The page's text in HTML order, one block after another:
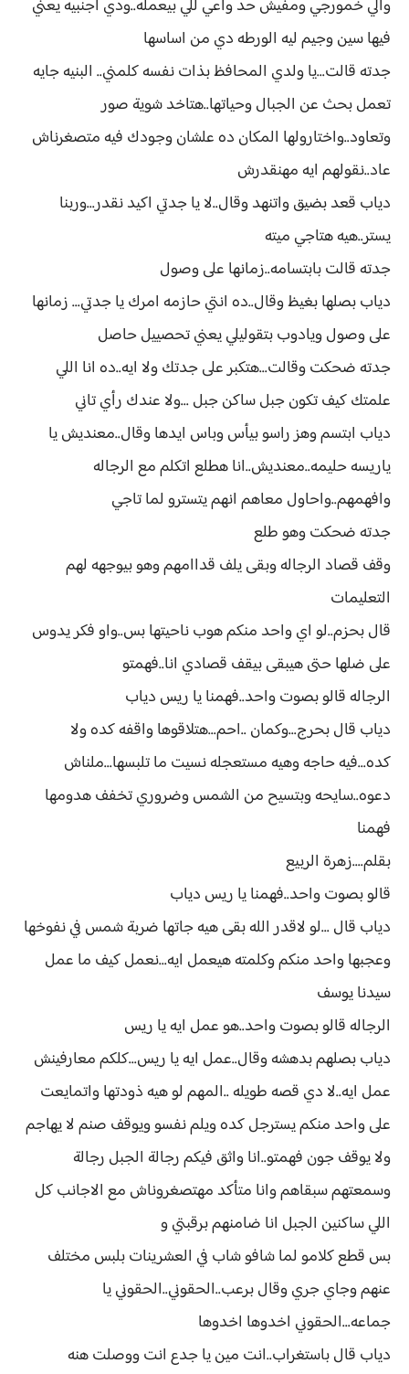
والي خمورجي ومفيش حد واعي للي بيعمله..ودي اجنبيه يعني
فيها سين وجيم ليه الورطه دي من اساسها
جدته قالت...يا ولدي المحافظ بذات نفسه كلمني.. البنيه جايه
تعمل بحث عن الجبال وحياتها..هتاخد شوية صور
وتعاود..واختارولها المكان ده علشان وجودك فيه متصغرناش
عاد..نقولهم ايه مهنقدرش
دياب قعد بضيق واتنهد وقال..لا يا جدتي اكيد نقدر...وربنا
يستر..هيه هتاجي ميته
جدته قالت بابتسامه..زمانها على وصول
دياب بصلها بغيظ وقال..ده انتي حازمه امرك يا جدتي... زمانها
على وصول ويادوب بتقوليلي يعني تحصييل حاصل
جدته ضحكت وقالت...هتكبر على جدتك ولا ايه..ده انا اللي
علمتك كيف تكون جبل ساكن جبل ...ولا عندك رأي تاني
دياب ابتسم وهز راسو بيأس وباس ايدها وقال..معنديش يا
ياريسه حليمه..معنديش..انا هطلع اتكلم مع الرجاله
وافهمهم..واحاول معاهم انهم يتسترو لما تاجي
جدته ضحكت وهو طلع
وقف قصاد الرجاله وبقى يلف قداامهم وهو بيوجهه لهم
التعليمات
قال بحزم..لو اي واحد منكم هوب ناحيتها بس..واو فكر يدوس
على ضلها حتى هيبقى بيقف قصادي انا..فهمتو
الرجاله قالو بصوت واحد..فهمنا يا ريس دياب
دياب قال بحرج...وكمان ..احم...هتلاقوها واقفه كده ولا
كده...فيه حاجه وهيه مستعجله نسيت ما تلبسها...ملناش
دعوه..سايحه وبتسيح من الشمس وضروري تخفف هدومها
فهمنا
بقلم....زهرة الربيع
قالو بصوت واحد..فهمنا يا ريس دياب
دياب قال ...لو لاقدر الله بقى هيه جاتها ضربة شمس في نفوخها
وعجبها واحد منكم وكلمته هيعمل ايه...نعمل كيف ما عمل
سيدنا يوسف
الرجاله قالو بصوت واحد..هو عمل ايه يا ريس
دياب بصلهم بدهشه وقال..عمل ايه يا ريس...كلكم معارفينش
عمل ايه..لا دي قصه طويله ..المهم لو هيه ذودتها واتمايعت
على واحد منكم يسترجل كده ويلم نفسو ويوقف صنم لا يهاجم
ولا يوقف جون فهمتو..انا واثق فيكم رجالة الجبل رجالة
وسمعتهم سبقاهم وانا متأكد مهتصغروناش مع الاجانب كل
اللي ساكنين الجبل انا ضامنهم برقبتي و
بس قطع كلامو لما شافو شاب في العشرينات بلبس مختلف
عنهم وجاي جري وقال برعب..الحقوني..الحقوني يا
جماعه...الحقوني اخدوها اخدوها
دياب قال باستغراب..انت مين يا جدع انت ووصلت هنه